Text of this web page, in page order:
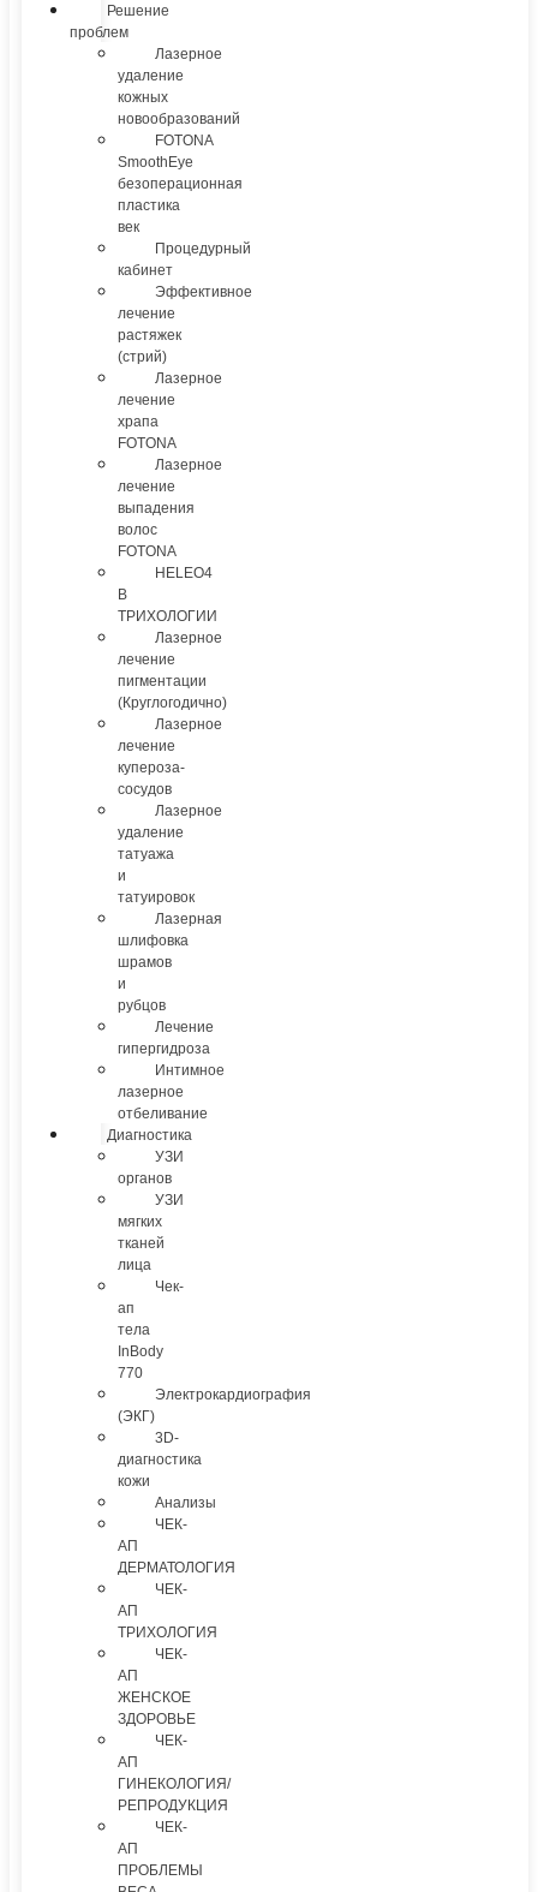
Решение
проблем
Лазерное
удаление
кожных
новообразований
FOTONA
SmoothEye
безоперационная
пластика
век
Процедурный
кабинет
Эффективное
лечение
растяжек
(стрий)
Лазерное
лечение
храпа
FOTONA
Лазерное
лечение
выпадения
волос
FOTONA
HELEO4
В
ТРИХОЛОГИИ
Лазерное
лечение
пигментации
(Круглогодично)
Лазерное
лечение
купероза-
сосудов
Лазерное
удаление
татуажа
и
татуировок
Лазерная
шлифовка
шрамов
и
рубцов
Лечение
гипергидроза
Интимное
лазерное
отбеливание
Диагностика
УЗИ
органов
УЗИ
мягких
тканей
лица
Чек-
ап
тела
InBody
770
Электрокардиография
(ЭКГ)
3D-
диагностика
кожи
Анализы
ЧЕК-
АП
ДЕРМАТОЛОГИЯ
ЧЕК-
АП
ТРИХОЛОГИЯ
ЧЕК-
АП
ЖЕНСКОЕ
ЗДОРОВЬЕ
ЧЕК-
АП
ГИНЕКОЛОГИЯ/
РЕПРОДУКЦИЯ
ЧЕК-
АП
ПРОБЛЕМЫ